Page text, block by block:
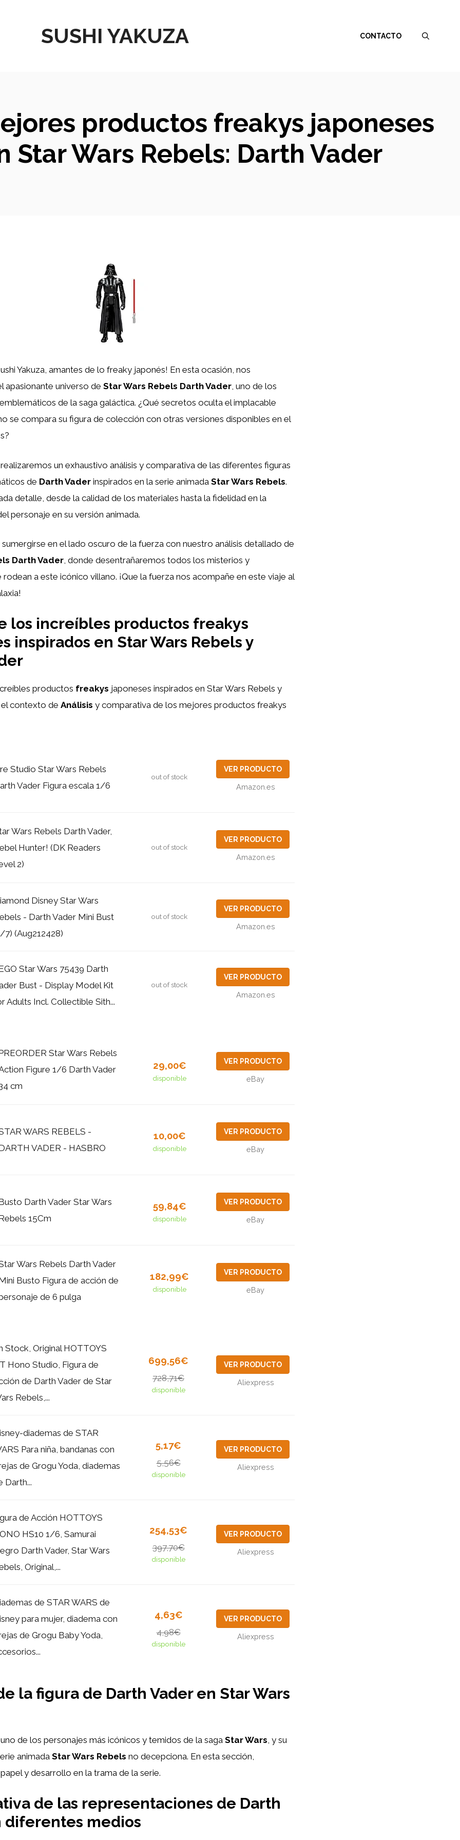
SUSHI YAKUZA CONTACTO
productos freakys japoneses
Star Wars Rebels: Darth Vader
Yakuza, amantes de lo freaky japonés! En esta ocasión, nos
apasionante universo de Star Wars Rebels Darth Vader, uno de los
de la saga galáctica. ¿Qué secretos oculta el implacable
se compara su figura de colección con otras versiones disponibles en el
un exhaustivo análisis y comparativa de las diferentes figuras
de Darth Vader inspirados en la serie animada Star Wars Rebels.
detalle, desde la calidad de los materiales hasta la fidelidad en la
personaje en su versión animada.
en el lado oscuro de la fuerza con nuestro análisis detallado de
Darth Vader, donde desentrañaremos todos los misterios y
rodean a este icónico villano. ¡Que la fuerza nos acompañe en este viaje al
los increíbles productos freakys
inspirados en Star Wars Rebels y
productos freakys japoneses inspirados en Star Wars Rebels y
contexto de Análisis y comparativa de los mejores productos freakys
Studio Star Wars Rebels
Vader Figura escala 1/6
out of stock
VER PRODUCTO
Amazon.es
Wars Rebels Darth Vader,
Hunter! (DK Readers
2)
out of stock
VER PRODUCTO
Amazon.es
Disney Star Wars
- Darth Vader Mini Bust
7) (Aug212428)
out of stock
VER PRODUCTO
Amazon.es
Star Wars 75439 Darth
Bust - Display Model Kit
Adults Incl. Collectible Sith...
out of stock
VER PRODUCTO
Amazon.es
Star Wars Rebels
Figure 1/6 Darth Vader
cm
29,00€
disponible
VER PRODUCTO
eBay
WARS REBELS -
VADER - HASBRO
10,00€
disponible
VER PRODUCTO
eBay
Darth Vader Star Wars
15Cm
59,84€
disponible
VER PRODUCTO
eBay
Wars Rebels Darth Vader
Busto Figura de acción de
de 6 pulga
182,99€
disponible
VER PRODUCTO
eBay
Stock, Original HOTTOYS
Hono Studio, Figura de
de Darth Vader de Star
Rebels,...
699,56€
728,71€
disponible
VER PRODUCTO
Aliexpress
diademas de STAR
Para niña, bandanas con
de Grogu Yoda, diademas
Darth...
5,17€
5,56€
disponible
VER PRODUCTO
Aliexpress
de Acción HOTTOYS
HS10 1/6, Samurai
Darth Vader, Star Wars
Original,...
254,53€
397,70€
disponible
VER PRODUCTO
Aliexpress
de STAR WARS de
para mujer, diadema con
de Grogu Baby Yoda,
4,63€
4,98€
disponible
VER PRODUCTO
Aliexpress
la figura de Darth Vader en Star Wars
de los personajes más icónicos y temidos de la saga Star Wars, y su
animada Star Wars Rebels no decepciona. En esta sección,
y desarrollo en la trama de la serie.
de las representaciones de Darth
diferentes medios